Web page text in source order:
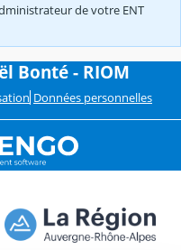
de votre ENT
Bonté - RIOM
Données personnelles